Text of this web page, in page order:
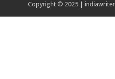
Copyright © 2025 |